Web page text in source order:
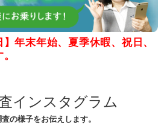
】年末年始、夏季休暇、祝日、
インスタグラム
の様子をお伝えします。